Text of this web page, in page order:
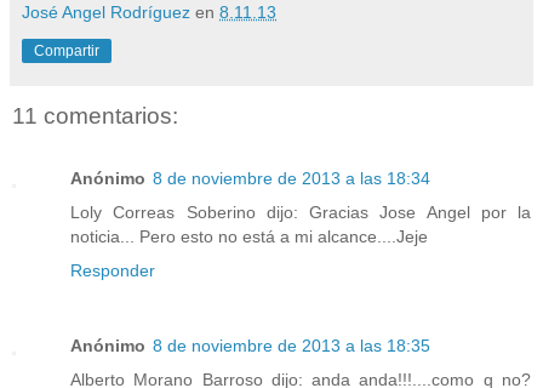
José Angel Rodríguez en 8.11.13
Compartir
11 comentarios:
Anónimo 8 de noviembre de 2013 a las 18:34
Loly Correas Soberino dijo: Gracias Jose Angel por la
noticia... Pero esto no está a mi alcance....Jeje
Responder
Anónimo 8 de noviembre de 2013 a las 18:35
Alberto Morano Barroso dijo: anda anda!!!....como q no?